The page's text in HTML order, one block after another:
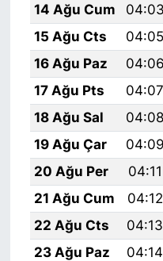
14 Ağu Cum
04:03
15 Ağu Cts
04:05
16 Ağu Paz
04:06
17 Ağu Pts
04:07
18 Ağu Sal
04:08
19 Ağu Çar
04:09
20 Ağu Per
04:11
21 Ağu Cum
04:12
22 Ağu Cts
04:13
23 Ağu Paz
04:14